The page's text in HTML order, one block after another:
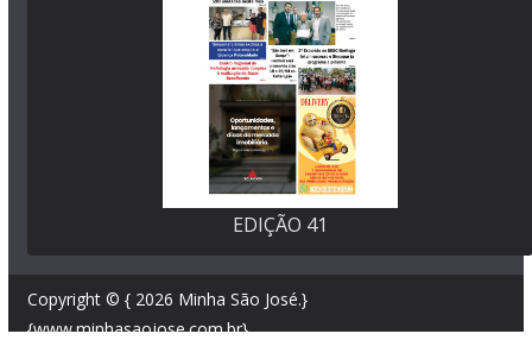
EDIÇÃO 41
Copyright © { 2026 Minha São José.}
{www.minhasaojose.com.br}.